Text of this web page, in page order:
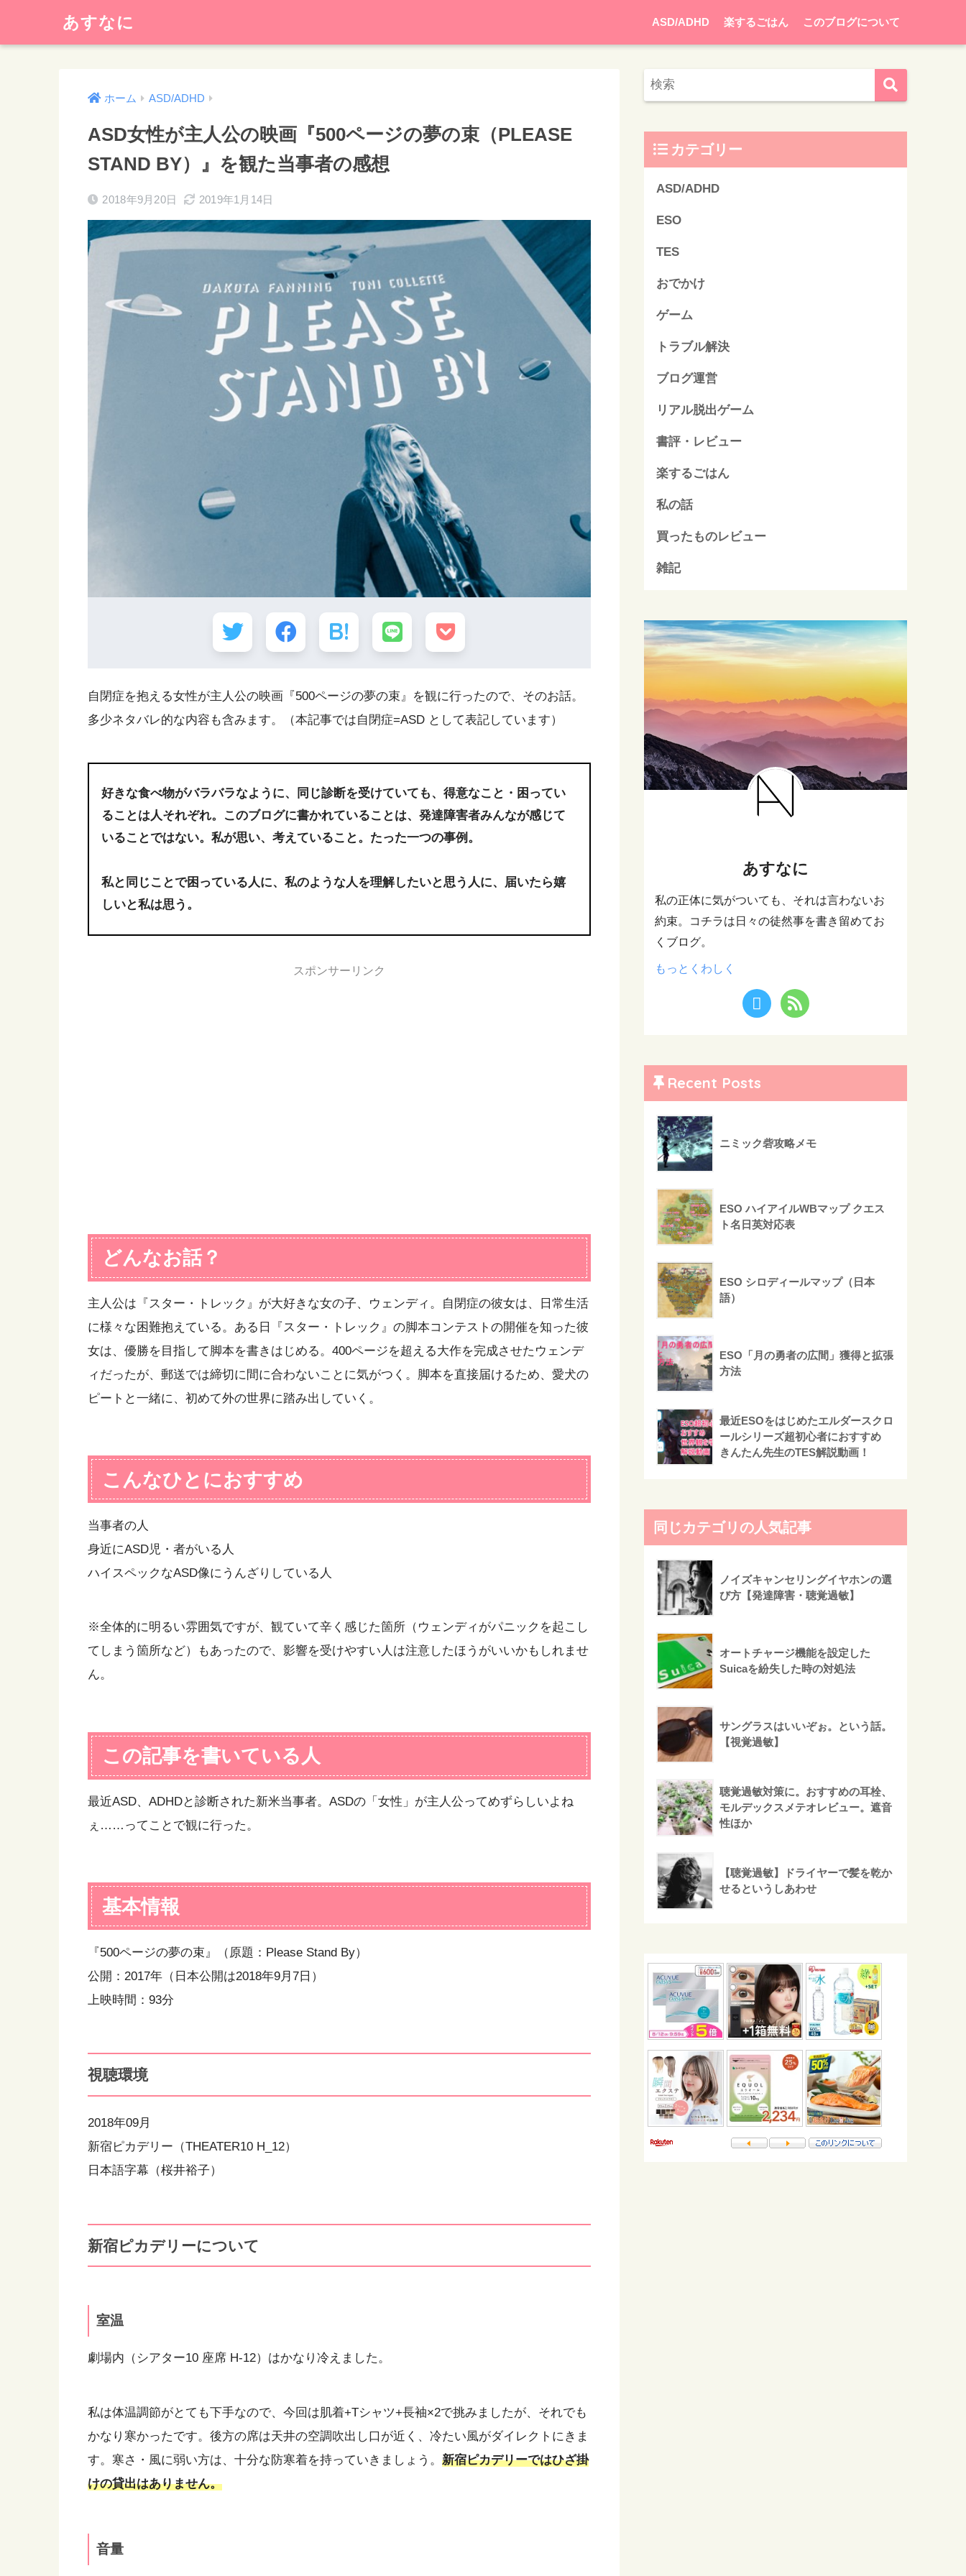
あすなに ASD/ADHD 楽するごはん このブログについて
ホーム ASD/ADHD
ASD女性が主人公の映画『500ページの夢の束（PLEASE
STAND BY）』を観た当事者の感想
2018年9月20日 2019年1月14日
自閉症を抱える女性が主人公の映画『500ページの夢の束』を観に行ったので、そのお話。
多少ネタバレ的な内容も含みます。（本記事では自閉症=ASD として表記しています）
好きな食べ物がバラバラなように、同じ診断を受けていても、得意なこと・困ってい
ることは人それぞれ。このブログに書かれていることは、発達障害者みんなが感じて
いることではない。私が思い、考えていること。たった一つの事例。
私と同じことで困っている人に、私のような人を理解したいと思う人に、届いたら嬉
しいと私は思う。
スポンサーリンク
どんなお話？
主人公は『スター・トレック』が大好きな女の子、ウェンディ。自閉症の彼女は、日常生活
に様々な困難抱えている。ある日『スター・トレック』の脚本コンテストの開催を知った彼
女は、優勝を目指して脚本を書きはじめる。400ページを超える大作を完成させたウェンデ
ィだったが、郵送では締切に間に合わないことに気がつく。脚本を直接届けるため、愛犬の
ピートと一緒に、初めて外の世界に踏み出していく。
こんなひとにおすすめ
当事者の人
身近にASD児・者がいる人
ハイスペックなASD像にうんざりしている人
※全体的に明るい雰囲気ですが、観ていて辛く感じた箇所（ウェンディがパニックを起こし
てしまう箇所など）もあったので、影響を受けやすい人は注意したほうがいいかもしれませ
ん。
この記事を書いている人
最近ASD、ADHDと診断された新米当事者。ASDの「女性」が主人公ってめずらしいよね
ぇ……ってことで観に行った。
基本情報
『500ページの夢の束』（原題：Please Stand By）
公開：2017年（日本公開は2018年9月7日）
上映時間：93分
視聴環境
2018年09月
新宿ピカデリー（THEATER10 H_12）
日本語字幕（桜井裕子）
新宿ピカデリーについて
室温
劇場内（シアター10 座席 H-12）はかなり冷えました。
私は体温調節がとても下手なので、今回は肌着+Tシャツ+長袖×2で挑みましたが、それでも
かなり寒かったです。後方の席は天井の空調吹出し口が近く、冷たい風がダイレクトにきま
す。寒さ・風に弱い方は、十分な防寒着を持っていきましょう。 新宿ピカデリーではひざ掛
けの貸出はありません。
音量
カテゴリー
ASD/ADHD
ESO
TES
おでかけ
ゲーム
トラブル解決
ブログ運営
リアル脱出ゲーム
書評・レビュー
楽するごはん
私の話
買ったものレビュー
雑記
あすなに
私の正体に気がついても、それは言わないお
約束。コチラは日々の徒然事を書き留めてお
くブログ。
もっとくわしく
Recent Posts
ニミック砦攻略メモ
ESO ハイアイルWBマップ クエス
ト名日英対応表
ESO シロディールマップ（日本
語）
ESO「月の勇者の広間」獲得と拡張
方法
最近ESOをはじめたエルダースクロ
ールシリーズ超初心者におすすめ
きんたん先生のTES解説動画！
同じカテゴリの人気記事
ノイズキャンセリングイヤホンの選
び方【発達障害・聴覚過敏】
オートチャージ機能を設定した
Suicaを紛失した時の対処法
サングラスはいいぞぉ。という話。
【視覚過敏】
聴覚過敏対策に。おすすめの耳栓、
モルデックスメテオレビュー。遮音
性ほか
【聴覚過敏】ドライヤーで髪を乾か
せるというしあわせ